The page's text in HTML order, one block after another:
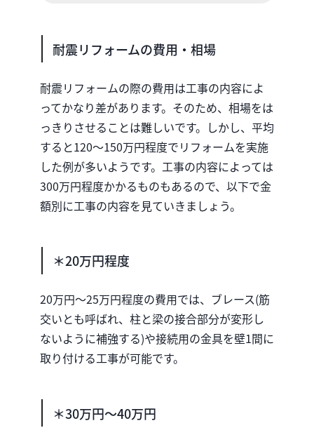
耐震リフォームの費用・相場
耐震リフォームの際の費用は工事の内容によ
ってかなり差があります。そのため、相場をは
っきりさせることは難しいです。しかし、平均
すると120〜150万円程度でリフォームを実施
した例が多いようです。工事の内容によっては
300万円程度かかるものもあるので、以下で金
額別に工事の内容を見ていきましょう。
＊20万円程度
20万円〜25万円程度の費用では、ブレース(筋
交いとも呼ばれ、柱と梁の接合部分が変形し
ないように補強する)や接続用の金具を壁1間に
取り付ける工事が可能です。
＊30万円〜40万円